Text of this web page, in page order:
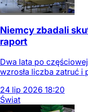
Niemcy zbadali
raport
Dwa lata po
wzrosła liczba zatruć i
24 lip 2026 18:20
Świat